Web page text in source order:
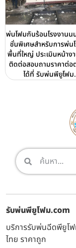
พ่นโฟมกันร้อนโรงงานน
ชั่นพิเศษสำหรับการพ่น
พื้นที่ใหญ่ ประเมินหน้าง
ติดต่อสอบถามราคาต่อ
ได้ที่ รับพ่นพียูโฟ
รับพ่นพียูโฟม.com
บริการรับพ่นฉีดพียูโ
ไทย ราคาถูก